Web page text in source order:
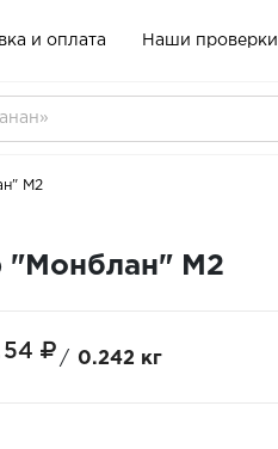
и оплата Наши проверки
М2
"Монблан" М2
54 / 0.242 кг